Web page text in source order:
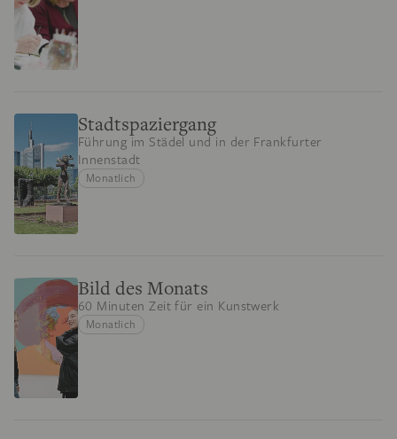
Stadtspaziergang
Führung im Städel und in der Frankfurter
Innenstadt
Monatlich
Bild des Monats
60 Minuten Zeit für ein Kunstwerk
Monatlich